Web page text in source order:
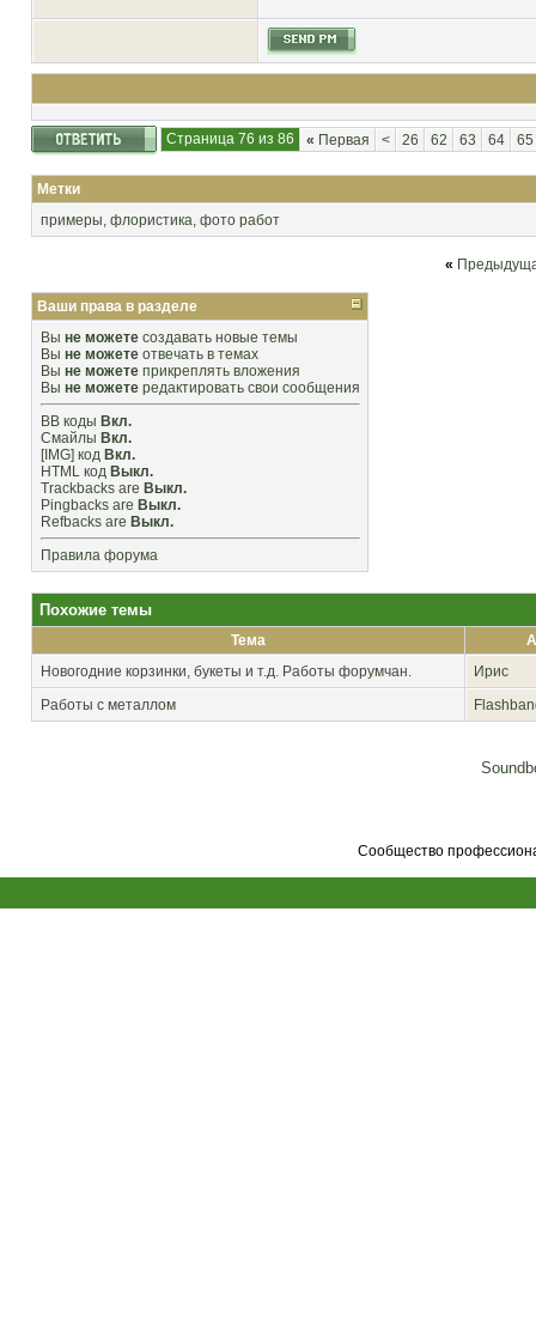
Страница 76 из 86 « Первая < 26 62 63 64 65
Метки
примеры, флористика, фото работ
«
Ваши права в разделе
Вы не можете создавать новые темы
Вы не можете отвечать в темах
Вы не можете прикреплять вложения
Вы не можете редактировать свои сообщения
BB коды Вкл.
Смайлы Вкл.
[IMG] код Вкл.
HTML код Выкл.
Trackbacks are Выкл.
Pingbacks are Выкл.
Refbacks are Выкл.
Правила форума
Похожие темы
Тема
Новогодние корзинки, букеты и т.д. Работы форумчан.
Ирис
Работы с металлом
Сообщество